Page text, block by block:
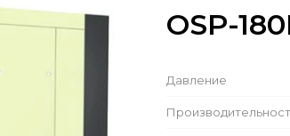
OSP-
Давление